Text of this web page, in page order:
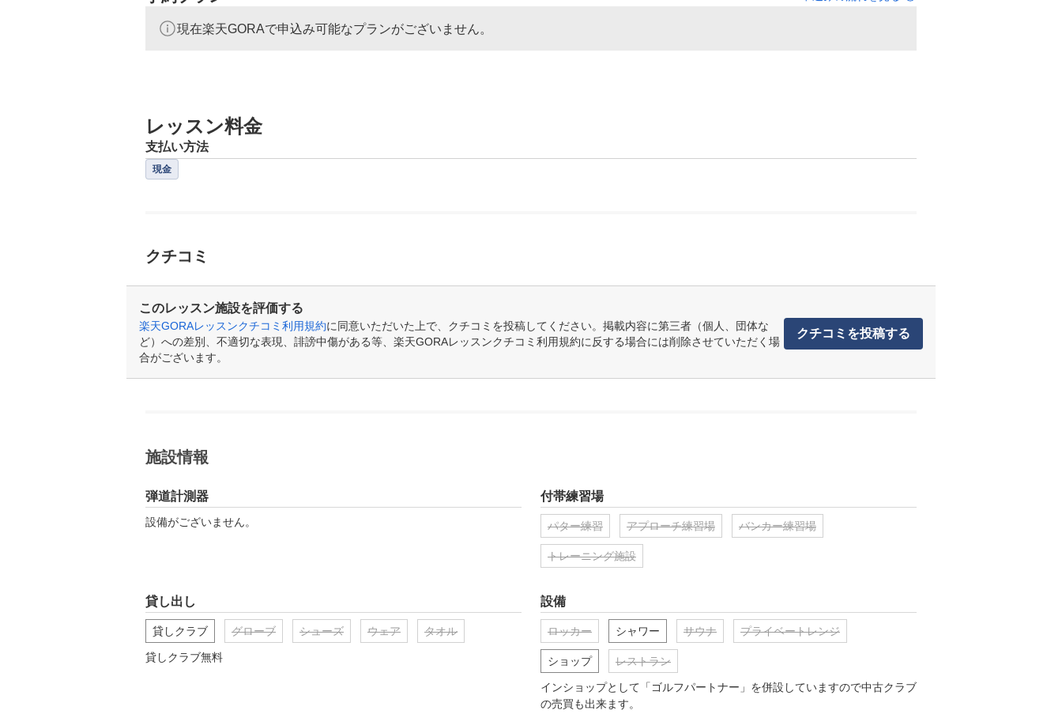
現在楽天GORAで申込み可能なプランがございません。
レッスン料金
支払い方法
現金
クチコミ
このレッスン施設を評価する
楽天GORAレッスンクチコミ利用規約に同意いただいた上で、クチコミを投稿してください。掲載内容に第三者（個人、団体な
ど）への差別、不適切な表現、誹謗中傷がある等、楽天GORAレッスンクチコミ利用規約に反する場合には削除させていただく場
合がございます。
クチコミを投稿する
施設情報
弾道計測器
設備がございません。
付帯練習場
パター練習 アプローチ練習場 バンカー練習場
トレーニング施設
貸し出し
貸しクラブ グローブ シューズ ウェア タオル
貸しクラブ無料
設備
ロッカー シャワー サウナ プライベートレンジ
ショップ レストラン
インショップとして「ゴルフパートナー」を併設していますので中古クラブ
の売買も出来ます。